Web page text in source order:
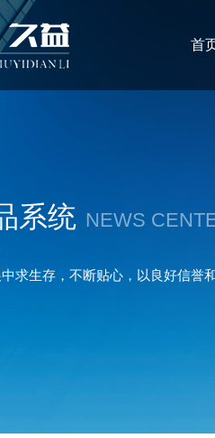
首
系统 NEWS
求生存，不断贴心，以良好信誉